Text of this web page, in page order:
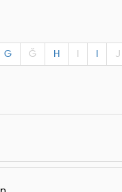
G Ğ H J